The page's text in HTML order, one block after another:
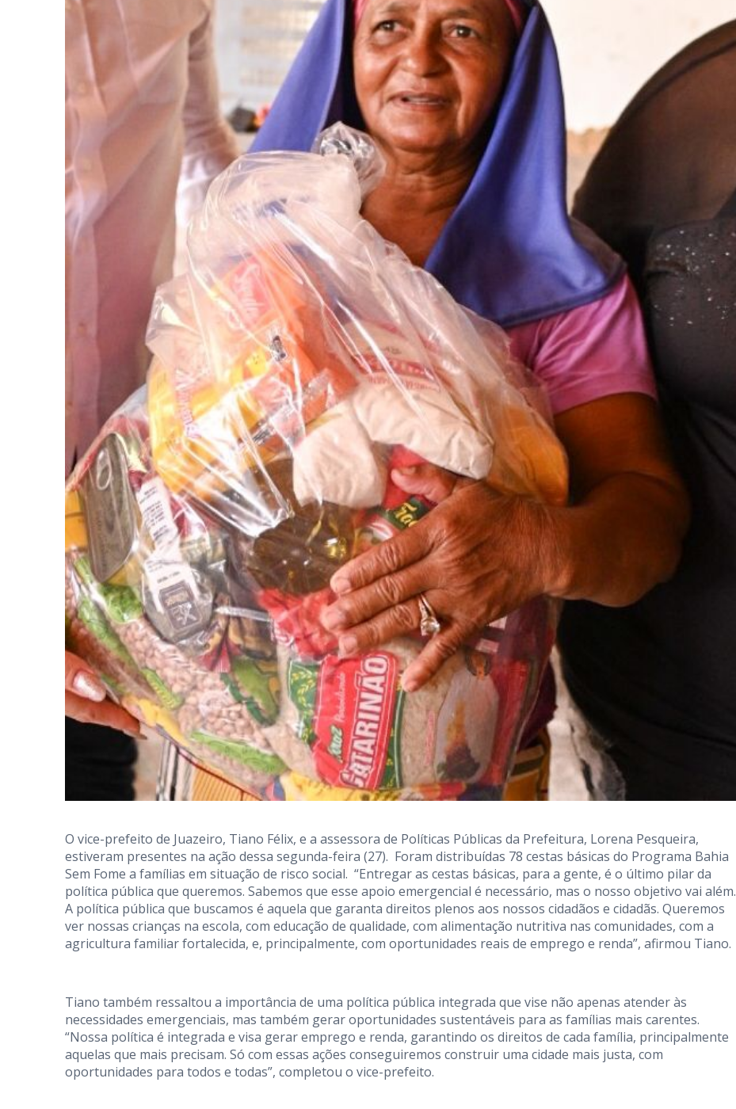
O vice-prefeito de Juazeiro, Tiano Félix, e a assessora de Políticas Públicas da Prefeitura, Lorena Pesqueira,
estiveram presentes na ação dessa segunda-feira (27). Foram distribuídas 78 cestas básicas do Programa Bahia
Sem Fome a famílias em situação de risco social. “Entregar as cestas básicas, para a gente, é o último pilar da
política pública que queremos. Sabemos que esse apoio emergencial é necessário, mas o nosso objetivo vai além.
A política pública que buscamos é aquela que garanta direitos plenos aos nossos cidadãos e cidadãs. Queremos
ver nossas crianças na escola, com educação de qualidade, com alimentação nutritiva nas comunidades, com a
agricultura familiar fortalecida, e, principalmente, com oportunidades reais de emprego e renda”, afirmou Tiano.
Tiano também ressaltou a importância de uma política pública integrada que vise não apenas atender às
necessidades emergenciais, mas também gerar oportunidades sustentáveis para as famílias mais carentes.
“Nossa política é integrada e visa gerar emprego e renda, garantindo os direitos de cada família, principalmente
aquelas que mais precisam. Só com essas ações conseguiremos construir uma cidade mais justa, com
oportunidades para todos e todas”, completou o vice-prefeito.